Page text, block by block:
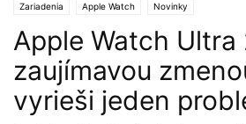
Zariadenia Apple Watch Novinky
Apple Watch Ultra
zaujímavou
vyrieši jeden